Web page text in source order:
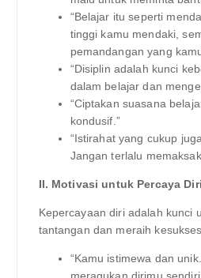
“Belajar itu seperti
tinggi kamu mendaki,
pemandangan yang
“Disiplin adalah kunci
dalam belajar dan
“Ciptakan suasana
kondusif.”
“Istirahat yang cukup
Jangan terlalu
II. Motivasi untuk Percaya
Kepercayaan diri adalah kunci
tantangan dan meraih
“Kamu istimewa dan